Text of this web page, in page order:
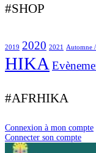
#SHOP
2019 2020 2021 Automne
HIKA
#AFRHIKA
Connexion à mon compte
Connecter son compte